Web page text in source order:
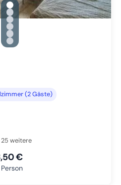
gallery.slide_selector
Zu Slide 1 wechseln
Zu Slide 2 wechseln
Zu Slide 3 wechseln
Zu Slide 4 wechseln
Zu Slide 5 wechseln
Zu Slide 6 wechseln
(2 Gäste)
25 weitere
€